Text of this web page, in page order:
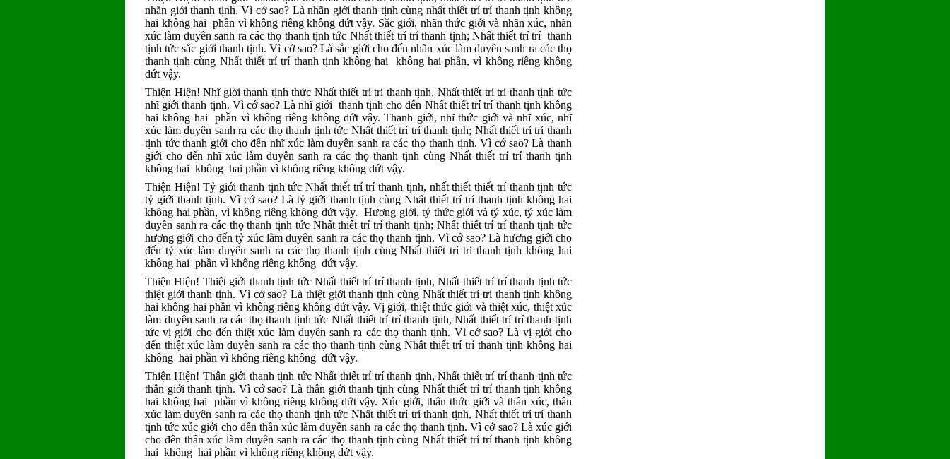
nhãn giới thanh tịnh. Vì cớ sao? Là nhãn giới thanh tịnh cùng nhất thiết trí trí thanh tịnh không
hai không hai phần vì không riêng không dứt vậy. Sắc giới, nhãn thức giới và nhãn xúc, nhãn
xúc làm duyên sanh ra các thọ thanh tịnh tức Nhất thiết trí trí thanh tịnh; Nhất thiết trí trí thanh
tịnh tức sắc giới thanh tịnh. Vì cớ sao? Là sắc giới cho đến nhãn xúc làm duyên sanh ra các thọ
thanh tịnh cùng Nhất thiết trí trí thanh tịnh không hai không hai phần, vì không riêng không
dứt vậy.
Thiện Hiện! Nhĩ giới thanh tịnh thức Nhất thiết trí trí thanh tịnh, Nhất thiết trí trí thanh tịnh tức
nhĩ giới thanh tịnh. Vì cớ sao? Là nhĩ giới thanh tịnh cho đến Nhất thiết trí trí thanh tịnh không
hai không hai phần vì không riêng không dứt vậy. Thanh giới, nhĩ thức giới và nhĩ xúc, nhĩ
xúc làm duyên sanh ra các thọ thanh tịnh tức Nhất thiết trí trí thanh tịnh; Nhất thiết trí trí thanh
tịnh tức thanh giới cho đến nhĩ xúc làm duyên sanh ra các thọ thanh tịnh. Vì cớ sao? Là thanh
giới cho đến nhĩ xúc làm duyên sanh ra các thọ thanh tịnh cùng Nhất thiết trí trí thanh tịnh
không hai không hai phần vì không riêng không dứt vậy.
Thiện Hiện! Tỷ giới thanh tịnh tức Nhất thiết trí trí thanh tịnh, nhất thiết thiết trí thanh tịnh tức
tỷ giới thanh tịnh. Vì cớ sao? Là tỷ giới thanh tịnh cùng Nhất thiết trí trí thanh tịnh không hai
không hai phần, vì không riêng không dứt vậy. Hương giới, tỷ thức giới và tỷ xúc, tỷ xúc làm
duyên sanh ra các thọ thanh tịnh tức Nhất thiết trí trí thanh tịnh; Nhất thiết trí trí thanh tịnh tức
hương giới cho đến tỷ xúc làm duyên sanh ra các thọ thanh tịnh. Vì cớ sao? Là hương giới cho
đến tỷ xúc làm duyên sanh ra các thọ thanh tịnh cùng Nhất thiết trí trí thanh tịnh không hai
không hai phần vì không riêng không dứt vậy.
Thiện Hiện! Thiệt giới thanh tịnh tức Nhất thiết trí trí thanh tịnh, Nhất thiết trí trí thanh tịnh tức
thiệt giới thanh tịnh. Vì cớ sao? Là thiệt giới thanh tịnh cùng Nhất thiết trí trí thanh tịnh không
hai không hai phần vì không riêng không dứt vậy. Vị giới, thiệt thức giới và thiệt xúc, thiệt xúc
làm duyên sanh ra các thọ thanh tịnh tức Nhất thiết trí trí thanh tịnh, Nhất thiết trí trí thanh tịnh
tức vị giới cho đến thiệt xúc làm duyên sanh ra các thọ thanh tịnh. Vì cớ sao? Là vị giới cho
đến thiệt xúc làm duyên sanh ra các thọ thanh tịnh cùng Nhất thiết trí trí thanh tịnh không hai
không hai phần vì không riêng không dứt vậy.
Thiện Hiện! Thân giới thanh tịnh tức Nhất thiết trí trí thanh tịnh, Nhất thiết trí trí thanh tịnh tức
thân giới thanh tịnh. Vì cớ sao? Là thân giới thanh tịnh cùng Nhất thiết trí trí thanh tịnh không
hai không hai phần vì không riêng không dứt vậy. Xúc giới, thân thức giới và thân xúc, thân
xúc làm duyên sanh ra các thọ thanh tịnh tức Nhất thiết trí trí thanh tịnh, Nhất thiết trí trí thanh
tịnh tức xúc giới cho đến thân xúc làm duyên sanh ra các thọ thanh tịnh. Vì cớ sao? Là xúc giới
cho đên thân xúc làm duyên sanh ra các thọ thanh tịnh cùng Nhất thiết trí trí thanh tịnh không
hai không hai phần vì không riêng không dứt vậy.